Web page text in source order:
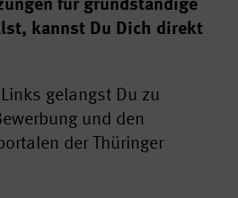
für grundständige
kannst Du Dich direkt
gelangst Du zu
und den
der Thüringer